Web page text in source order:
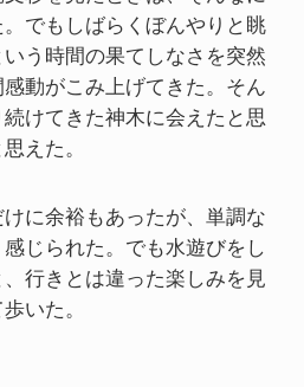
でもしばらくぼんやりと眺
う時間の果てしなさを突然
動がこみ上げてきた。そん
けてきた神木に会えたと思
えた。
に余裕もあったが、単調な
じられた。でも水遊びをし
行きとは違った楽しみを見
いた。